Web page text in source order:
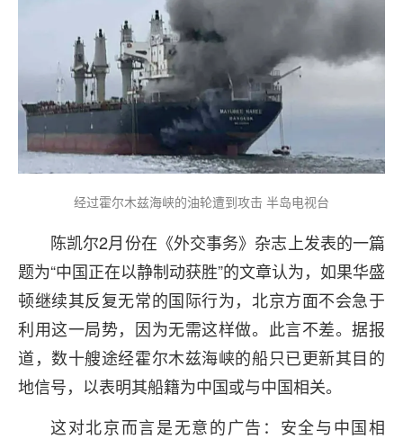
经过霍尔木兹海峡的油轮遭到攻击 半岛电视台
陈凯尔2月份在《外交事务》杂志上发表的一篇
题为“中国正在以静制动获胜”的文章认为，如果华盛
顿继续其反复无常的国际行为，北京方面不会急于
利用这一局势，因为无需这样做。此言不差。据报
道，数十艘途经霍尔木兹海峡的船只已更新其目的
地信号，以表明其船籍为中国或与中国相关。
这对北京而言是无意的广告：安全与中国相